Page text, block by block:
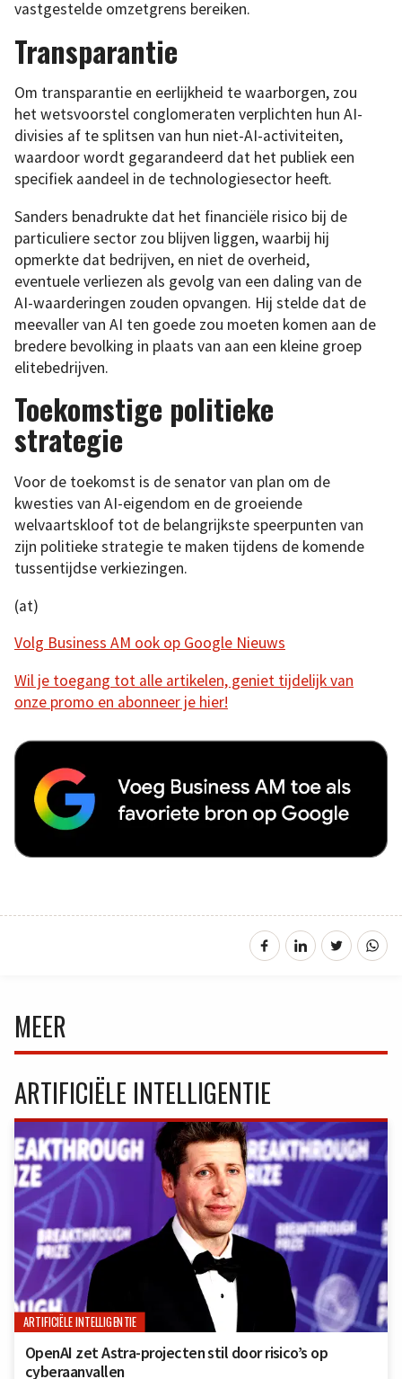
vastgestelde omzetgrens bereiken.
Transparantie
Om transparantie en eerlijkheid te waarborgen, zou
het wetsvoorstel conglomeraten verplichten hun AI-
divisies af te splitsen van hun niet-AI-activiteiten,
waardoor wordt gegarandeerd dat het publiek een
specifiek aandeel in de technologiesector heeft.
Sanders benadrukte dat het financiële risico bij de
particuliere sector zou blijven liggen, waarbij hij
opmerkte dat bedrijven, en niet de overheid,
eventuele verliezen als gevolg van een daling van de
AI-waarderingen zouden opvangen. Hij stelde dat de
meevaller van AI ten goede zou moeten komen aan de
bredere bevolking in plaats van aan een kleine groep
elitebedrijven.
Toekomstige politieke
strategie
Voor de toekomst is de senator van plan om de
kwesties van AI-eigendom en de groeiende
welvaartskloof tot de belangrijkste speerpunten van
zijn politieke strategie te maken tijdens de komende
tussentijdse verkiezingen.
(at)
Volg Business AM ook op Google Nieuws
Wil je toegang tot alle artikelen, geniet tijdelijk van
onze promo en abonneer je hier!
MEER
ARTIFICIËLE INTELLIGENTIE
ARTIFICIËLE INTELLIGENTIE
OpenAI zet Astra-projecten stil door risico’s op
cyberaanvallen